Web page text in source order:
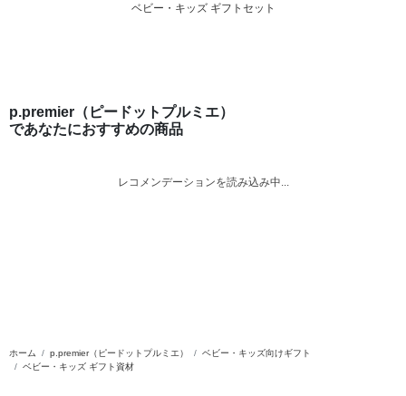
ベビー・キッズ ギフトセット
p.premier（ピードットプルミエ）
であなたにおすすめの商品
レコメンデーションを読み込み中...
ホーム p.premier（ピードットプルミエ）
ベビー・キッズ向けギフト
ベビー・キッズ ギフト資材